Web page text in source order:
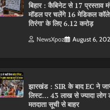
बिहार : कैबिनेट से 17 प्रस्ताव
मॉडल पर चलेंगे 16 मेडिकल
तिरंगा’ के लिए 6.12 करोड़
NewsXpoz August 6,
झारखंड : SIR के बाद EC ने
लिस्ट… 43 लाख से ज्यादा लोग
मतदाता सूची से बाहर